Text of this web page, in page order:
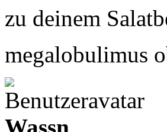
zu deinem
megalobulimus
Wassn